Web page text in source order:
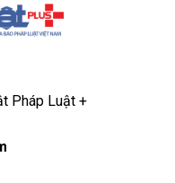
Pháp Luật +